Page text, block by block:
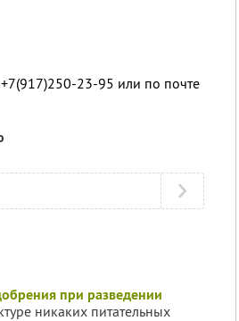
23-95 или по почте
при разведении
никаких питательных